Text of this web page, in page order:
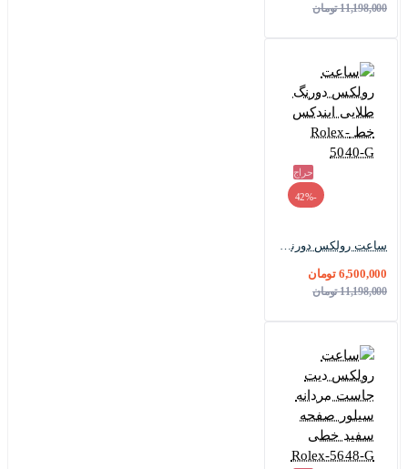
11,198,000 تومان
حراج
-42%
ساعت رولکس دورنگ طلایی ایندکس خط Rolex-5040-G
6,500,000 تومان
11,198,000 تومان